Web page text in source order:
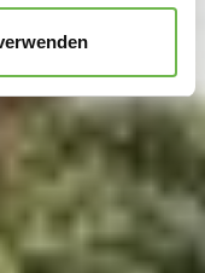
Google und
annehmen" oder
ankreuzen und
willigen Sie
DSGVO ein, dass
Die USA
als ein Land mit